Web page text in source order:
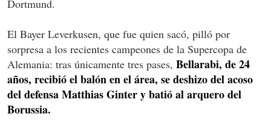
Dortmund.
El Bayer Leverkusen, que fue quien sacó, pilló por
sorpresa a los recientes campeones de la Supercopa de
Alemania: tras únicamente tres pases, Bellarabi, de 24
años, recibió el balón en el área, se deshizo del acoso
del defensa Matthias Ginter y batió al arquero del
Borussia.